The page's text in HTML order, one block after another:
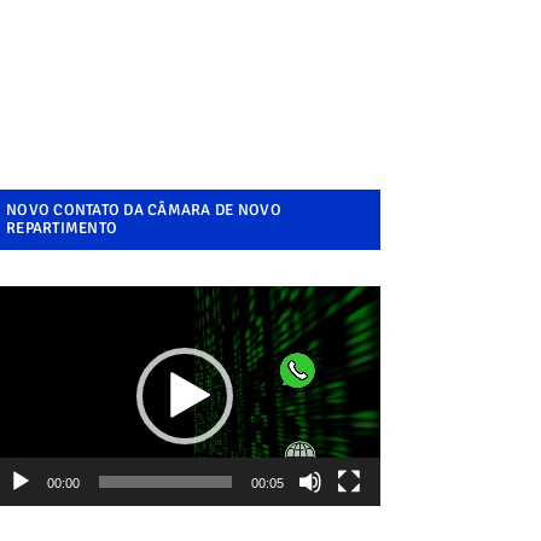
NOVO CONTATO DA CÂMARA DE NOVO
REPARTIMENTO
00:00 00:05